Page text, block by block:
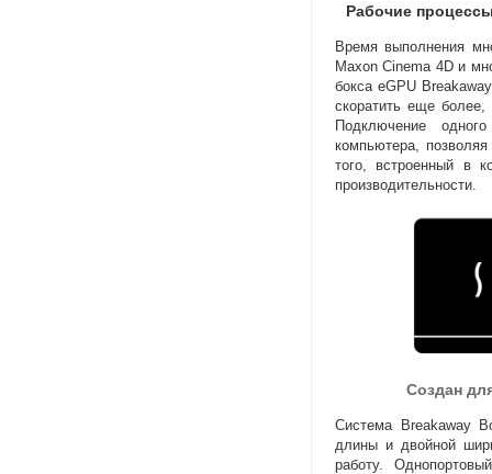
Рабочие
Время выполнения
Maxon Cinema 4D и
бокса eGPU
скоратить еще более
Подключение
компьютера
того
встроенный в
производительности.
Создан
Система Breakaway
длины и двойной
работу.